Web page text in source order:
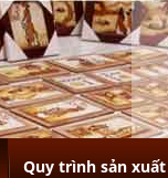
Quy trình sản xuất